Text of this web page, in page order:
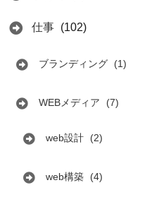
仕事 (102)
ブランディング (1)
WEBメディア (7)
web設計 (2)
web構築 (4)